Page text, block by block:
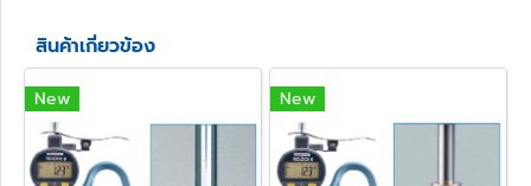
สินค้าเกี่ยวข้อง
New New